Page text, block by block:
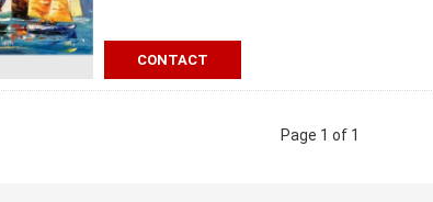
CONTACT
Page 1 of 1